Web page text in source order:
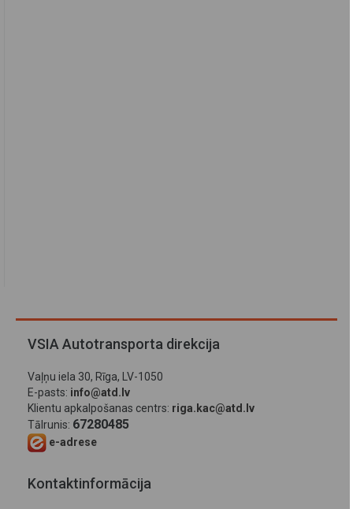
VSIA Autotransporta direkcija
Vaļņu iela 30, Rīga, LV-1050
E-pasts: info@atd.lv
Klientu apkalpošanas centrs: riga.kac@atd.lv
Tālrunis: 67280485
e-adrese
Kontaktinformācija